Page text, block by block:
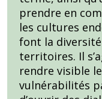
prendre en
les cultures
font la
territoires. Il
rendre visible
vulnérabilités